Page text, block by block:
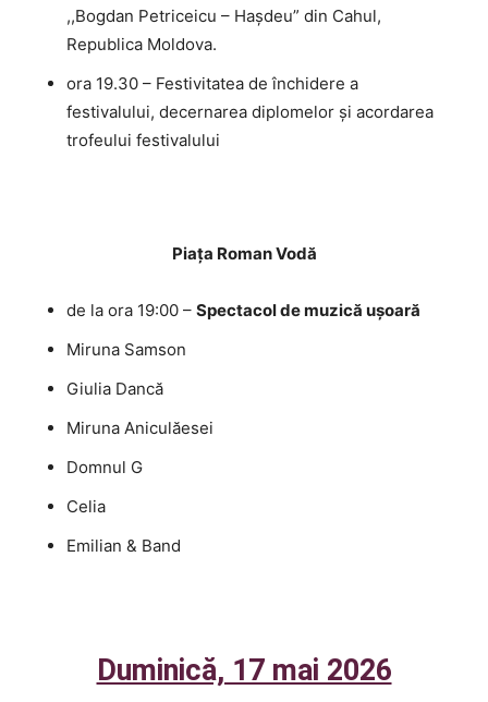
,,Bogdan Petriceicu – Hașdeu” din Cahul,
Republica Moldova.
ora 19.30 – Festivitatea de închidere a
festivalului, decernarea diplomelor și acordarea
trofeului festivalului
Piața Roman Vodă
de la ora 19:00 – Spectacol de muzică ușoară
Miruna Samson
Giulia Dancă
Miruna Aniculăesei
Domnul G
Celia
Emilian & Band
Duminică, 17 mai 2026